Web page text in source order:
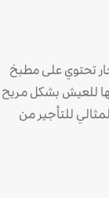
تحتوي على مطبخ
للعيش بشكل مريح
للتأجير من